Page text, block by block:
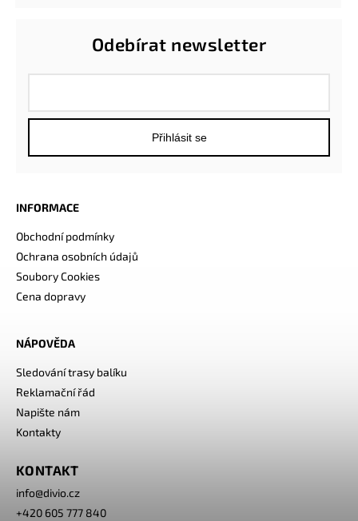
INFORMACE
Obchodní podmínky
Ochrana osobních údajů
Soubory Cookies
Cena dopravy
NÁPOVĚDA
Sledování trasy balíku
Reklamační řád
Napište nám
Kontakty
Odebírat newsletter
Přihlásit se
KONTAKT
info@divio.cz
+420 605 777 840